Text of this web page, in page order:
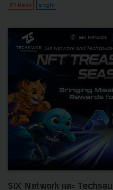
PR News arcgis
SIX Network และ